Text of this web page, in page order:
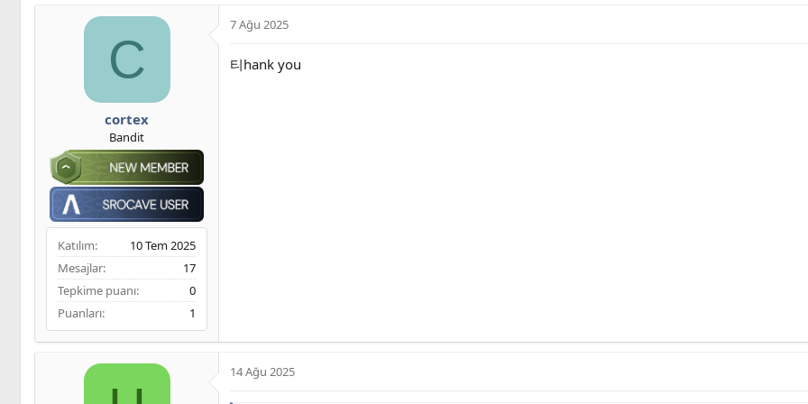
C
cortex
Bandit
Katılım
10 Tem 2025
Mesajlar
17
Tepkime puanı
0
Puanları
1
7 Ağu 2025
티hank you
14 Ağu 2025